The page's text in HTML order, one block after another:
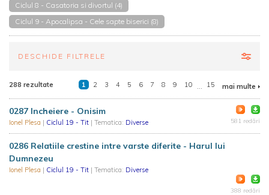
Ciclul 8 - Casatoria si divortul (4)
Ciclul 9 - Apocalipsa - Cele sapte biserici (8)
DESCHIDE FILTRELE
288 rezultate 1 2 3 4 5 6 7 8 9 10 ... 15 mai multe
0287 Incheiere - Onisim
Ionel Plesa | Ciclul 19 - Tit | Tematica: Diverse 581 redări
0286 Relatiile crestine intre varste diferite - Harul lui
Dumnezeu
Ionel Plesa | Ciclul 19 - Tit | Tematica: Diverse
388 redări